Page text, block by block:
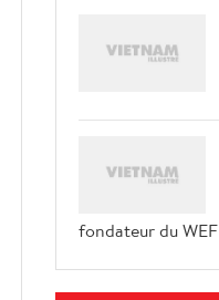
fondateur du WEF